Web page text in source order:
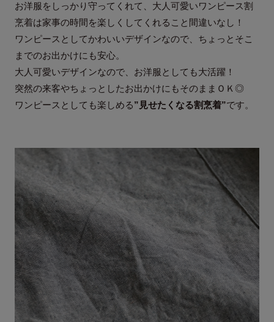
お洋服をしっかり守ってくれて、大人可愛いワンピース割
烹着は家事の時間を楽しくしてくれること間違いなし！
ワンピースとしてかわいいデザインなので、ちょっとそこ
までのお出かけにも安心。
大人可愛いデザインなので、お洋服としても大活躍！
突然の来客やちょっとしたお出かけにもそのままＯＫ◎
ワンピースとしても楽しめる”見せたくなる割烹着”です。
素材
[本体]リネン100％
[リブ]綿95％ ポリウレタン 5%
サイズ
サイズ
F
着丈
102cm
お買い上げ金額11,000円(税込)以上にて送料無料（一部地域
を除く）
東北・関東・北信越・東海・関西：880円
中・四国：990円
九州・北海道1,100円
沖縄・離島等中継料が発生する地域1,540円
※11,000円(税込)以上お買い上げで 660円にさせて頂きます